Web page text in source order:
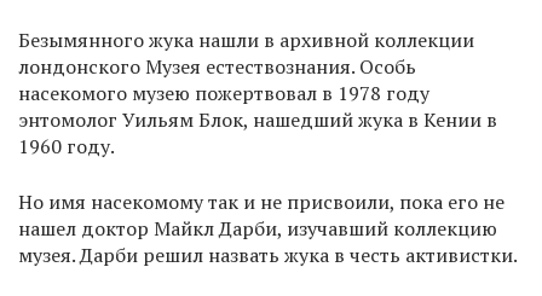
Безымянного жука нашли в архивной коллекции
лондонского Музея естествознания. Особь
насекомого музею пожертвовал в 1978 году
энтомолог Уильям Блок, нашедший жука в Кении в
1960 году.
Но имя насекомому так и не присвоили, пока его не
нашел доктор Майкл Дарби, изучавший коллекцию
музея. Дарби решил назвать жука в честь активистки.